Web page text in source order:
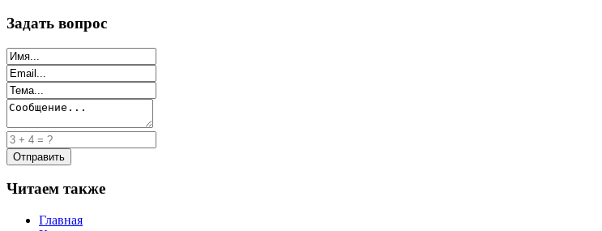
Задать вопрос
Читаем также
Главная